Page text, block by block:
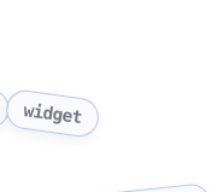
widget